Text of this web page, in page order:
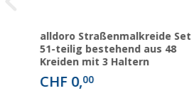
alldoro Straßenmalkreide Set
51-teilig bestehend aus 48
Kreiden mit 3 Haltern
CHF 0,00